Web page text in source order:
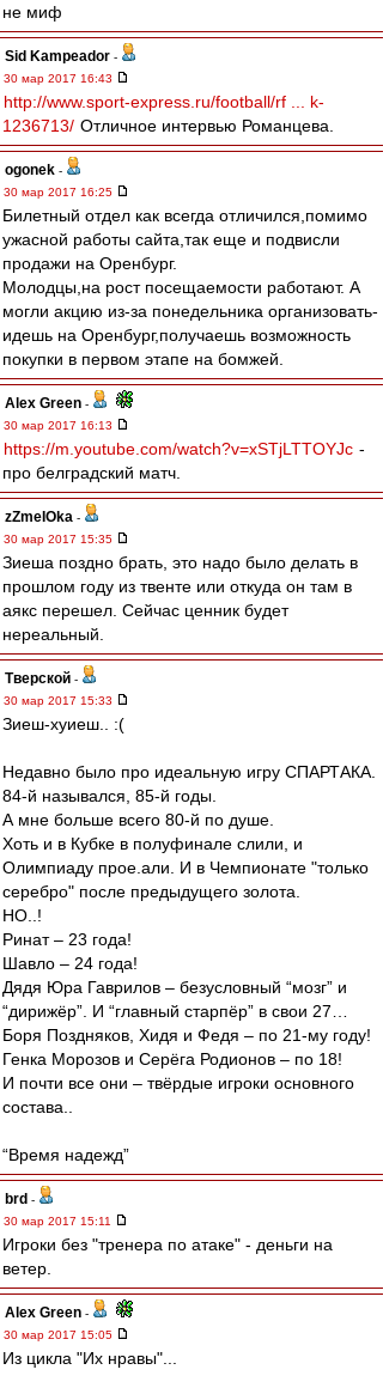
не миф
Sid Kampeador -
30 мар 2017 16:43
http://www.sport-express.ru/football/rf ... k-
1236713/ Отличное интервью Романцева.
ogonek -
30 мар 2017 16:25
Билетный отдел как всегда отличился,помимо
ужасной работы сайта,так еще и подвисли
продажи на Оренбург.
Молодцы,на рост посещаемости работают. А
могли акцию из-за понедельника организовать-
идешь на Оренбург,получаешь возможность
покупки в первом этапе на бомжей.
Alex Green -
30 мар 2017 16:13
https://m.youtube.com/watch?v=xSTjLTTOYJc -
про белградский матч.
zZmeIOka -
30 мар 2017 15:35
Зиеша поздно брать, это надо было делать в
прошлом году из твенте или откуда он там в
аякс перешел. Сейчас ценник будет
нереальный.
Тверской -
30 мар 2017 15:33
Зиеш-хуиеш.. :(
Недавно было про идеальную игру СПАРТАКА.
84-й назывался, 85-й годы.
А мне больше всего 80-й по душе.
Хоть и в Кубке в полуфинале слили, и
Олимпиаду прое.али. И в Чемпионате "только
серебро" после предыдущего золота.
НО..!
Ринат – 23 года!
Шавло – 24 года!
Дядя Юра Гаврилов – безусловный “мозг” и
“дирижёр”. И “главный cтарпёр” в свои 27…
Боря Поздняков, Хидя и Федя – по 21-му году!
Генка Морозов и Серёга Родионов – по 18!
И почти все они – твёрдые игроки основного
состава..
“Время надежд”
brd -
30 мар 2017 15:11
Игроки без "тренера по атаке" - деньги на
ветер.
Alex Green -
30 мар 2017 15:05
Из цикла "Их нравы"...